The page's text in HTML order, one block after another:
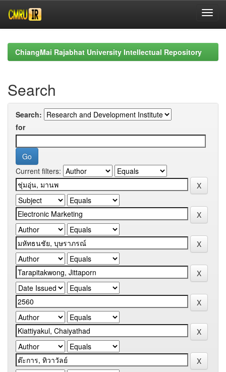
navigationChiangMai Rajabhat University Intellectual Repository
Search
Search:
for
Current filters: